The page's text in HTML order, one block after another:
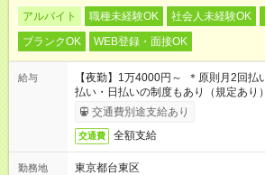
アルバイト 職種未経験OK 社会人未経験OK
ブランクOK
WEB登録・面接OK
給与
【夜勤】1万4000円～ ＊原則月2回払
払い・日払いの制度もあり（規定あり
交通費別途支給あり
交通費 全額支給
勤務地
東京都台東区